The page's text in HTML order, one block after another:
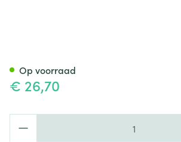
€ 26,70
Op voorraad